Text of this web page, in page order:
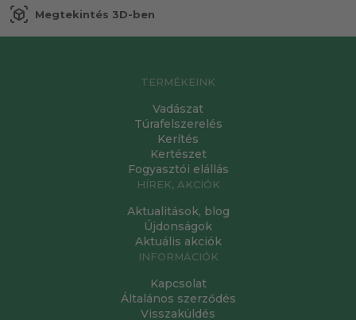
view_in_ar Megtekintés 3D-ben
TERMÉKEINK
Vadászat
Túrafelszerelés
Kerítés
Kertészet
Fogyasztói elállás
HÍREK, AKCIÓK
Aktualitások, blog
Újdonságok
Aktuális akciók
INFORMÁCIÓK
Kapcsolat
Általános szerződés
Visszaküldés